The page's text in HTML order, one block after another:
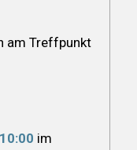
am Treffpunkt
10:00 im